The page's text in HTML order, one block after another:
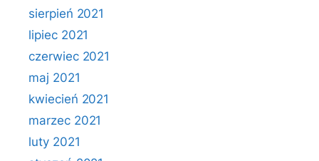
sierpień 2021
lipiec 2021
czerwiec 2021
maj 2021
kwiecień 2021
marzec 2021
luty 2021